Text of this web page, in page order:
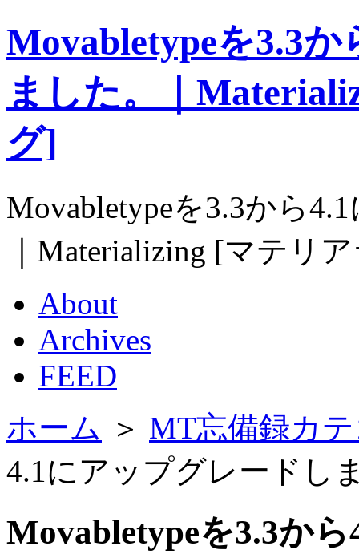
Movabletypeを3.3
ました。｜
グ]
Movabletypeを3.3から
｜Materializing [マテリ
About
Archives
FEED
ホーム ＞ MT忘備録カ
4.1にアップグレードし
Movabletypeを3.3か